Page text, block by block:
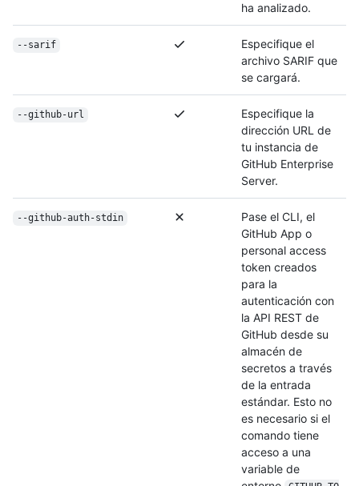
ha analizado.
--sarif
Especifique el
archivo SARIF que
se cargará.
--github-url
Especifique la
dirección URL de
tu instancia de
GitHub Enterprise
Server.
--github-auth-stdin
Pase el CLI, el
GitHub App o
personal access
token creados
para la
autenticación con
la API REST de
GitHub desde su
almacén de
secretos a través
de la entrada
estándar. Esto no
es necesario si el
comando tiene
acceso a una
variable de